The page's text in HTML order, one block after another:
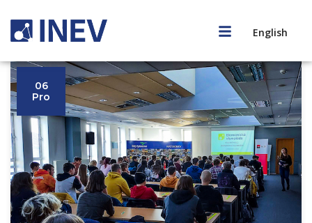
English
06
Pro